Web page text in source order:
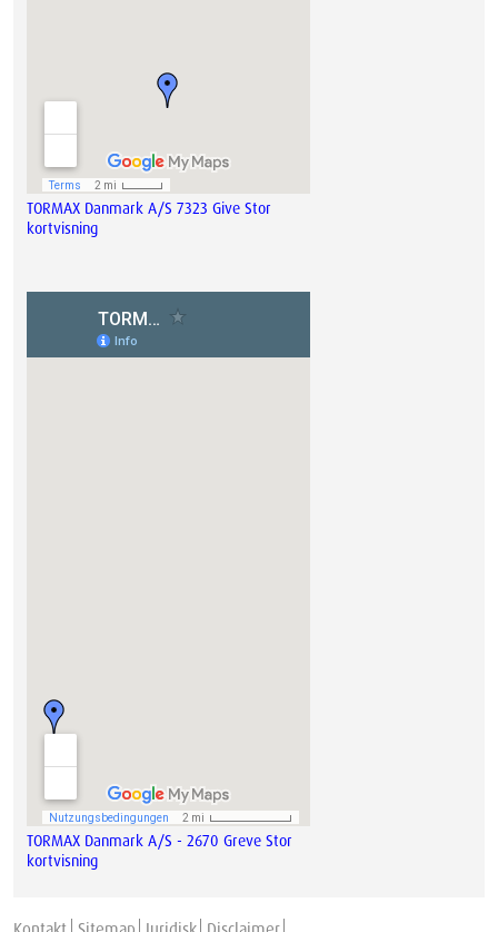
TORMAX Danmark A/S 7323 Give Stor
kortvisning
TORMAX Danmark A/S - 2670 Greve Stor
kortvisning